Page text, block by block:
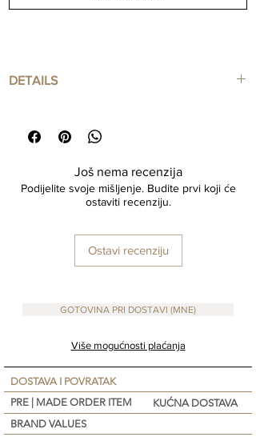
DETAILS
Još nema recenzija
Podijelite svoje mišljenje. Budite prvi koji će
ostaviti recenziju.
Ostavi recenziju
GOTOVINA PRI DOSTAVI (MNE)
Više mogućnosti plaćanja
DOSTAVA I POVRATAK
PRE | MADE ORDER ITEM
KUĆNA DOSTAVA
BRAND VALUES